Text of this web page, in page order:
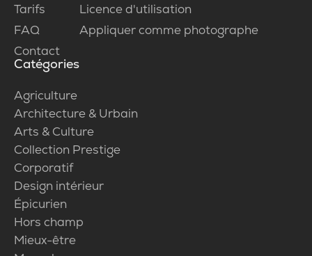
Tarifs
FAQ
Contact
Licence d'utilisation
Appliquer comme photographe
Catégories
Agriculture
Architecture & Urbain
Arts & Culture
Collection Prestige
Corporatif
Design intérieur
Épicurien
Hors champ
Mieux-être